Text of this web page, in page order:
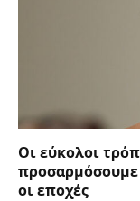
Οι εύκολοι
προσαρμόσουμε
οι εποχές